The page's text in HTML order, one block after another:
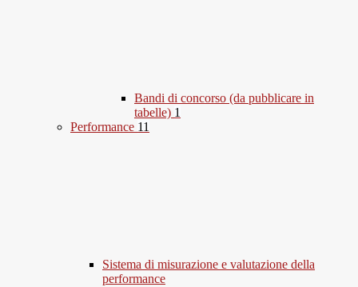
Bandi di concorso (da pubblicare in
tabelle) 1
Performance 11
Sistema di misurazione e valutazione della
performance